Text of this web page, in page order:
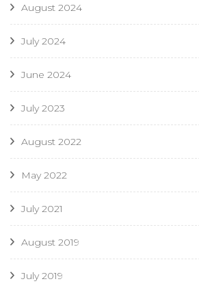
August 2024
July 2024
June 2024
July 2023
August 2022
May 2022
July 2021
August 2019
July 2019